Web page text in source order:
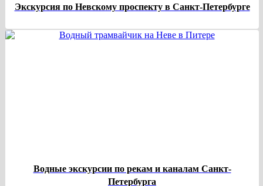
Экскурсия по Невскому проспекту в Санкт-Петербурге
Водные экскурсии по рекам и каналам Санкт-
Петербурга